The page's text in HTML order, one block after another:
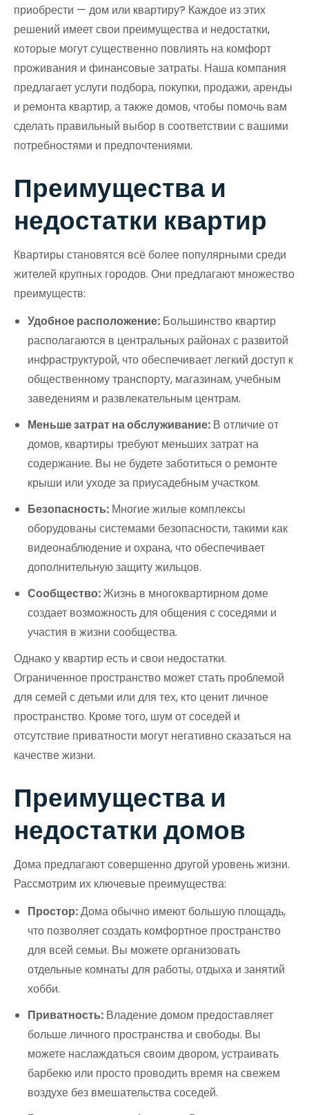
приобрести — дом или квартиру? Каждое из этих
решений имеет свои преимущества и недостатки,
которые могут существенно повлиять на комфорт
проживания и финансовые затраты. Наша компания
предлагает услуги подбора, покупки, продажи, аренды
и ремонта квартир, а также домов, чтобы помочь вам
сделать правильный выбор в соответствии с вашими
потребностями и предпочтениями.
Преимущества и
недостатки квартир
Квартиры становятся всё более популярными среди
жителей крупных городов. Они предлагают множество
преимуществ:
Удобное расположение: Большинство квартир
располагаются в центральных районах с развитой
инфраструктурой, что обеспечивает легкий доступ к
общественному транспорту, магазинам, учебным
заведениям и развлекательным центрам.
Меньше затрат на обслуживание: В отличие от
домов, квартиры требуют меньших затрат на
содержание. Вы не будете заботиться о ремонте
крыши или уходе за приусадебным участком.
Безопасность: Многие жилые комплексы
оборудованы системами безопасности, такими как
видеонаблюдение и охрана, что обеспечивает
дополнительную защиту жильцов.
Сообщество:Жизнь в многоквартирном доме
создает возможность для общения с соседями и
участия в жизни сообщества.
Однако у квартир есть и свои недостатки.
Ограниченное пространство может стать проблемой
для семей с детьми или для тех, кто ценит личное
пространство. Кроме того, шум от соседей и
отсутствие приватности могут негативно сказаться на
качестве жизни.
Преимущества и
недостатки домов
Дома предлагают совершенно другой уровень жизни.
Рассмотрим их ключевые преимущества:
Простор:Дома обычно имеют большую площадь,
что позволяет создать комфортное пространство
для всей семьи. Вы можете организовать
отдельные комнаты для работы, отдыха и занятий
хобби.
Приватность: Владение домом предоставляет
больше личного пространства и свободы. Вы
можете наслаждаться своим двором, устраивать
барбекю или просто проводить время на свежем
воздухе без вмешательства соседей.